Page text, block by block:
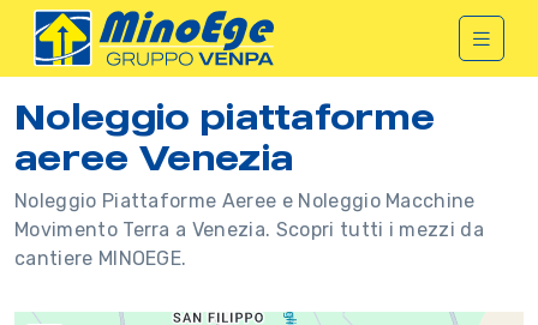
Noleggio piattaforme
aeree Venezia
Noleggio Piattaforme Aeree e Noleggio Macchine
Movimento Terra a Venezia. Scopri tutti i mezzi da
cantiere MINOEGE.